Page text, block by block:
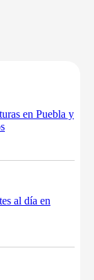
en Puebla y
al día en